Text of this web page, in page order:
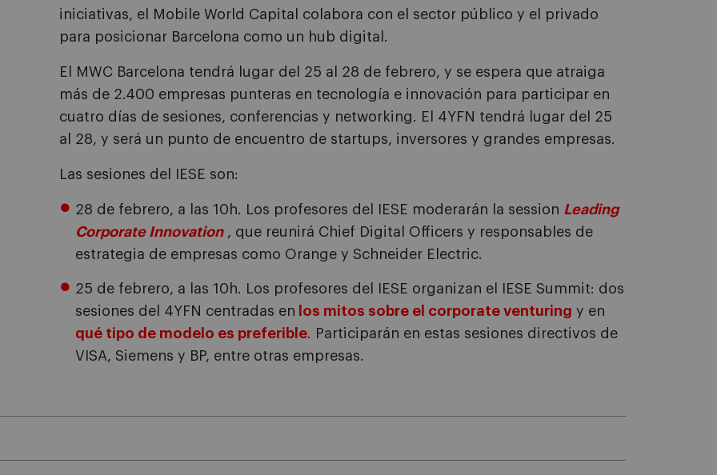
iniciativas, el Mobile World Capital colabora con el sector público y el privado
para posicionar Barcelona como un hub digital.
El MWC Barcelona tendrá lugar del 25 al 28 de febrero, y se espera que atraiga
más de 2.400 empresas punteras en tecnología e innovación para participar en
cuatro días de sesiones, conferencias y networking. El 4YFN tendrá lugar del 25
al 28, y será un punto de encuentro de startups, inversores y grandes empresas.
Las sesiones del IESE son:
28 de febrero, a las 10h. Los profesores del IESE moderarán la session Leading
Corporate Innovation, que reunirá Chief Digital Officers y responsables de
estrategia de empresas como Orange y Schneider Electric.
25 de febrero, a las 10h. Los profesores del IESE organizan el IESE Summit: dos
sesiones del 4YFN centradas en los mitos sobre el corporate venturing y en
qué tipo de modelo es preferible. Participarán en estas sesiones directivos de
VISA, Siemens y BP, entre otras empresas.